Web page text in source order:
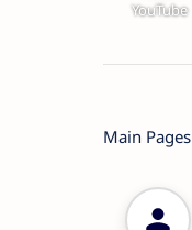
YouTube
Main Pages